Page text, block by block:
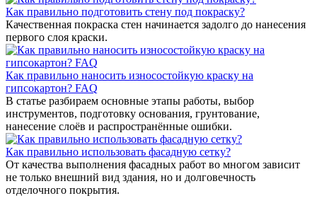
Как правильно подготовить стену под покраску?
Качественная покраска стен начинается задолго до нанесения
первого слоя краски.
Как правильно наносить износостойкую краску на
гипсокартон? FAQ
В статье разбираем основные этапы работы, выбор
инструментов, подготовку основания, грунтование,
нанесение слоёв и распространённые ошибки.
Как правильно использовать фасадную сетку?
От качества выполнения фасадных работ во многом зависит
не только внешний вид здания, но и долговечность
отделочного покрытия.